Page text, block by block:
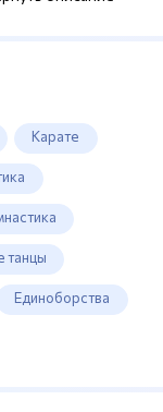
Карате
танцы
Единоборства